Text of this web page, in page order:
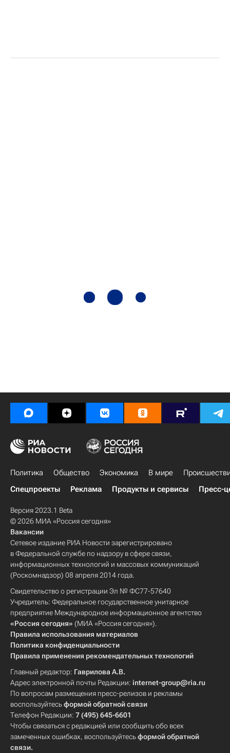
Политика Общество Экономика В мире
Спецпроекты
Реклама Продукты и сервисы Пресс-
Версия 2023.1 Beta
© 2026 МИА «Россия сегодня»
Вакансии
Сетевое издание РИА Новости зарегистрировано
в Федеральной службе по надзору в сфере связи,
информационных технологий и массовых коммуникаций
(Роскомнадзор) 08 апреля 2014 года.
Свидетельство о регистрации Эл № ФС77-57640
Учредитель: Федеральное государственное унитарное
предприятие Международное информационное агентство
«Россия сегодня» (МИА «Россия сегодня»).
Правила использования материалов
Политика конфиденциальности
Правила применения рекомендательных технологий
Главный редактор: Гаврилова А.В.
Адрес электронной почты Редакции: internet-group@ria.ru
По вопросам размещения пресс-релизов и рекламы
воспользуйтесьформой обратной связи
Телефон Редакции: 7 (495) 645-6601
Чтобы связаться с редакцией или сообщить обо всех
замеченных ошибках, воспользуйтесьформой обратной
связи.